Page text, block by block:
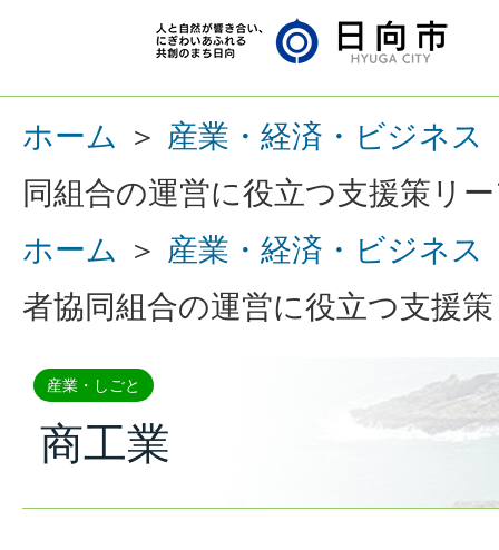
ホーム ＞ 産業・経済・ビジネス
同組合の運営に役立つ支援策リ
ホーム
＞ 産業・経済・ビジネス
者協同組合の運営に役立つ支援
産業・しごと
商工業